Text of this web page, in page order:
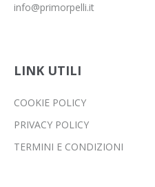
info@primorpelli.it
LINK UTILI
COOKIE POLICY
PRIVACY POLICY
TERMINI E CONDIZIONI